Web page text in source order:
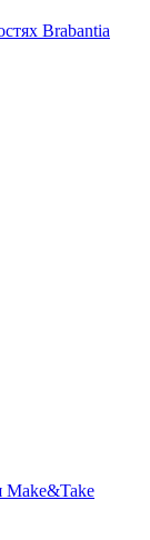
Brabantia
Make&Take